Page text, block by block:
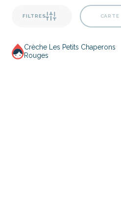
FILTRES CARTE
Crèche Les Petits Chaperons
Rouges